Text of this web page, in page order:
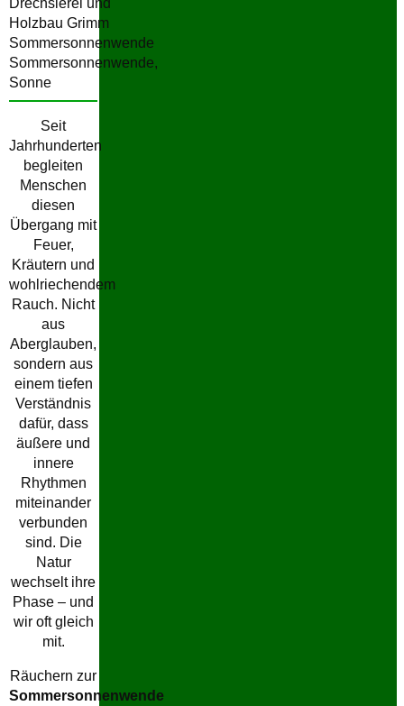
Seit
Jahrhunderten
begleiten
Menschen
diesen
Übergang mit
Feuer,
Kräutern und
wohlriechendem
Rauch. Nicht
aus
Aberglauben,
sondern aus
einem tiefen
Verständnis
dafür, dass
äußere und
innere
Rhythmen
miteinander
verbunden
sind. Die
Natur
wechselt ihre
Phase – und
wir oft gleich
mit.
Räuchern zur
Sommersonnenwende